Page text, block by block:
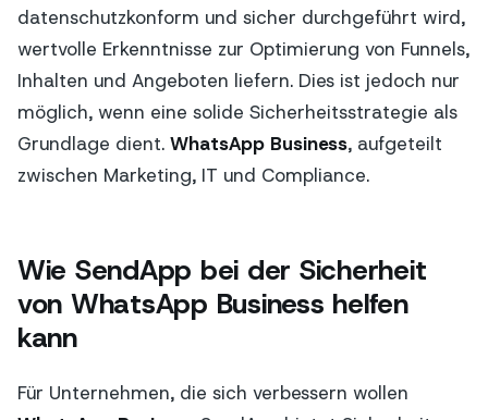
datenschutzkonform und sicher durchgeführt wird,
wertvolle Erkenntnisse zur Optimierung von Funnels,
Inhalten und Angeboten liefern. Dies ist jedoch nur
möglich, wenn eine solide Sicherheitsstrategie als
Grundlage dient. WhatsApp Business, aufgeteilt
zwischen Marketing, IT und Compliance.
Wie SendApp bei der Sicherheit
von WhatsApp Business helfen
kann
Für Unternehmen, die sich verbessern wollen